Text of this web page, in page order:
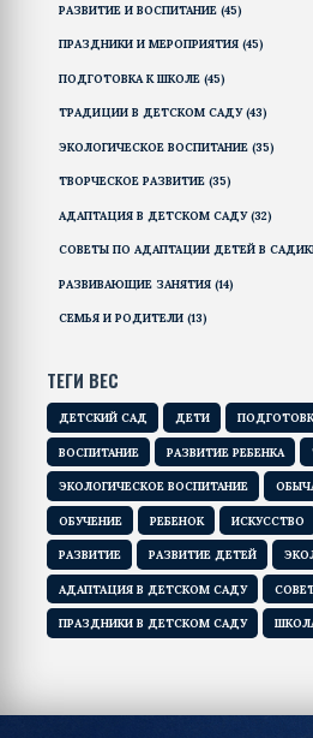
РАЗВИТИЕ И ВОСПИТАНИЕ (45)
ПРАЗДНИКИ И МЕРОПРИЯТИЯ (45)
ПОДГОТОВКА К ШКОЛЕ (45)
ТРАДИЦИИ В ДЕТСКОМ САДУ(43)
ЭКОЛОГИЧЕСКОЕ ВОСПИТАНИЕ (35)
ТВОРЧЕСКОЕ РАЗВИТИЕ (35)
АДАПТАЦИЯ В ДЕТСКОМ САДУ(32)
СОВЕТЫ ПО АДАПТАЦИИ ДЕТЕЙ В
РАЗВИВАЮЩИЕ ЗАНЯТИЯ (14)
СЕМЬЯ И РОДИТЕЛИ (13)
ТЕГИ ВЕС
ДЕТСКИЙ САД ДЕТИ
ВОСПИТАНИЕ РАЗВИТИЕ РЕБЕНКА
ЭКОЛОГИЧЕСКОЕ ВОСПИТАНИЕ
ОБУЧЕНИЕ РЕБЕНОК ИСКУССТВО
РАЗВИТИЕ РАЗВИТИЕ ДЕТЕЙ
АДАПТАЦИЯ В ДЕТСКОМ САДУ
ПРАЗДНИКИ В ДЕТСКОМ САДУ